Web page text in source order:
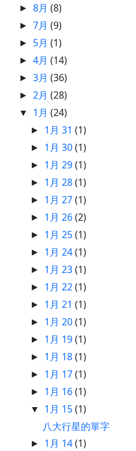
►8月(8)
►7月(9)
► 5月(1)
►4月(14)
►3月(36)
► 2月(28)
▼ 1月(24)
► 1月 31(1)
► 1月 30(1)
► 1月 29(1)
► 1月 28(1)
► 1月 27(1)
► 1月 26(2)
► 1月 25(1)
► 1月 24(1)
► 1月 23(1)
► 1月 22(1)
► 1月 21(1)
► 1月 20(1)
► 1月 19(1)
► 1月 18(1)
► 1月 17(1)
► 1月 16(1)
▼ 1月 15(1)
八大行星的單字
► 1月 14(1)